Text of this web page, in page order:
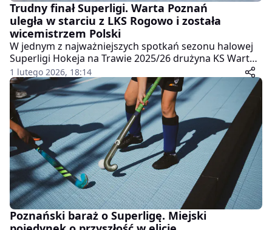
Trudny finał Superligi. Warta Poznań
uległa w starciu z LKS Rogowo i została
wicemistrzem Polski
W jednym z najważniejszych spotkań sezonu halowej
Superligi Hokeja na Trawie 2025/26 drużyna KS Warta
Poznań stanęła naprzeciw LKS Rogowo w finale
mistrzostw Polski. Spotkanie, które odbyło się w
niedzielę w Gnieźnie, przyniosło wiele sportowych
emocji, jednak ostatecznie lepiej zagrał zespół z
Rogowa, zwyciężając 8:4.
1 lutego 2026, 18:14
Poznański baraż o Superligę. Miejski